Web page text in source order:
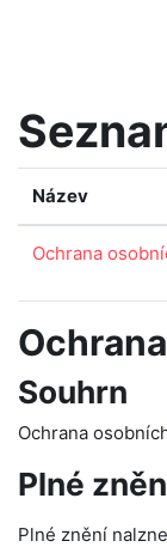
Název
Ochrana
Souhrn
Ochrana
Plné
Plné znění